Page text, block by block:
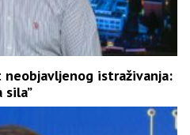
istraživanja:
sila”